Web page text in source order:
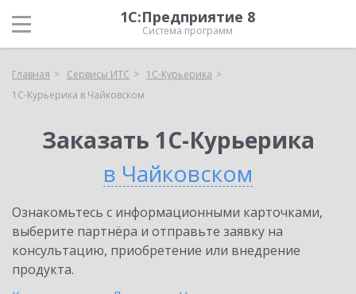
1С:Предприятие 8
Система программ
Главная Сервисы ИТС
1С-Курьерика
1С-Курьерика в Чайковском
Заказать 1С-Курьерика
в Чайковском
Ознакомьтесь с информационными карточками,
выберите партнёра и отправьте заявку на
консультацию, приобретение или внедрение
продукта.